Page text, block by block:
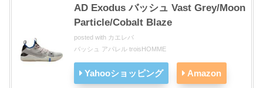
AD Exodus バッシュ Vast Grey/Moon
Particle/Cobalt Blaze
posted with カエレバ
バッシュ アパレル troisHOMME
Yahooショッピング Amazon